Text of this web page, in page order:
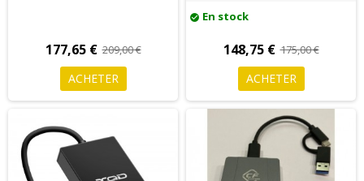
177,65 € 209,00 €
ACHETER
check_circle En stock
148,75 € 175,00 €
ACHETER